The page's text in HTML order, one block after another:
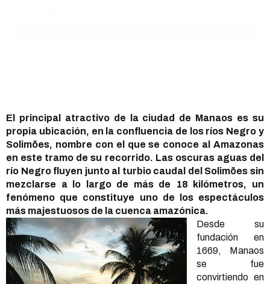
El principal atractivo de la ciudad de Manaos es su
propia ubicación, en la confluencia de los ríos Negro y
Solimões, nombre con el que se conoce al Amazonas
en este tramo de su recorrido. Las oscuras aguas del
río Negro fluyen junto al turbio caudal del Solimões sin
mezclarse a lo largo de más de 18 kilómetros, un
fenómeno que constituye uno de los espectáculos
más majestuosos de la cuenca amazónica.
Desde su
fundación en
1669, Manaos
se fue
convirtiendo en